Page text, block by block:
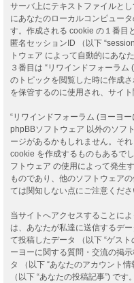
サーバ上にテキストファイルと
にあなたのローカルコンピュー
す。作成される cookie の１番目
匿名セッションID （以下
トウェア によって自動的にあな
３番目は “リワインドフォーラ
のトピックを閲覧した時に作成
を保管するのに使用され、サイ
“リワインドフォーラム (ヨーヨ
phpBBソフトウェア 以外のソフ
ージがあるかもしれません。そ
cookie を作成するものもあるで
フトウェア の使用によって発生
ものであり、他のソフトウェア
ては関知しない点にご注意くださ
当サイトへアクセスすることに
は、あなたが私達に送信するデ
て投稿したデータ （以下 “ゲス
ーヨーに関する質問・交流の掲
タ （以下 “あなたのアカウント
（以下 “あなたの投稿記事”) です。